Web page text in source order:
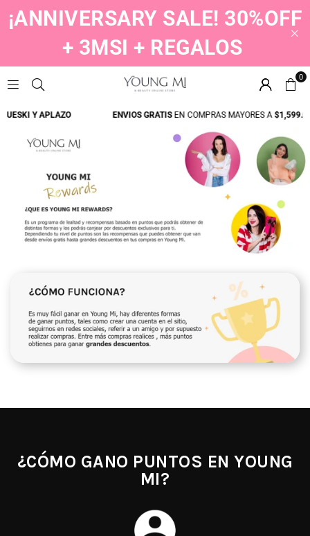
¡ANNIVERSARY SALE! 30%OFF
+ 3MSI + REGALOS
0
Y APLAZO ENVIOS GRATISEN COMPRAS MAYORES A$1,599.00
¿CÓMO GANO PUNTOS EN YOUNG